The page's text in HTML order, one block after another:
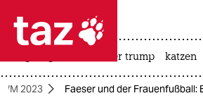
 taz zahl ich
taz zahl ich
usa unter trump katzen
2023 Faeser und der Frauenfußball: